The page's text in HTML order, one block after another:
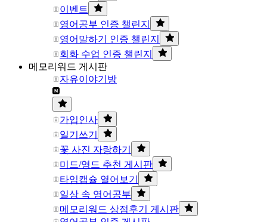
이벤트
영어공부 인증 챌린지
영어말하기 인증 챌린지
회화 수업 인증 챌린지
메모리워드 게시판
자유이야기방
가입인사
일기쓰기
꽃 사진 자랑하기
미드/영드 추천 게시판
타임캡슐 열어보기
일상 속 영어공부
메모리워드 상점후기 게시판